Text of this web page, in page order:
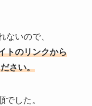
ないので、
トのリンクから
さい。
した。